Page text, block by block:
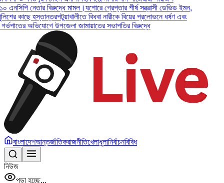
নেতার বিরুদ্ধে মামল।যশোরে গ্রেপ্তার শীর্ষ সন্ত্রাসী ডেভিড ইমন,
কাছে হস্তান্তরপটুয়াখালীতে বিধবা নারীকে বিয়ের প্রলোভনে ধর্ষণ এবং
অভিযোগে উপজেলা জামায়াতের সভাপতির বিরুদ্ধে
বাংলাদেশআন্তর্জাতিকরাজনীতিখেলাধুলানির্বাচনবিবিধ
নিউজ
পড়া হচ্ছে...